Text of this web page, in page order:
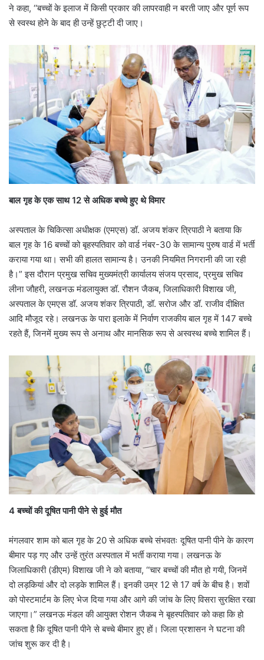
ने कहा, ‘‘बच्चों के इलाज में किसी प्रकार की लापरवाही न बरती जाए और पूर्ण रूप
से स्वस्थ होने के बाद ही उन्हें छुट्टी दी जाए।
बाल गृह के एक साथ 12 से अधिक बच्चे हुए थे विमार
अस्पताल के चिकित्सा अधीक्षक (एमएस) डॉ. अजय शंकर त्रिपाठी ने बताया कि
बाल गृह के 16 बच्चों को बृहस्पतिवार को वार्ड नंबर-30 के सामान्य पुरुष वार्ड में भर्ती
कराया गया था। सभी की हालत सामान्य है। उनकी नियमित निगरानी की जा रही
है।” इस दौरान प्रमुख सचिव मुख्यमंत्री कार्यालय संजय प्रसाद, प्रमुख सचिव
लीना जौहरी, लखनऊ मंडलायुक्त डॉ. रौशन जैकब, जिलाधिकारी विशाख जी,
अस्पताल के एमएस डॉ. अजय शंकर त्रिपाठी, डॉ. सरोज और डॉ. राजीव दीक्षित
आदि मौजूद रहे। लखनऊ के पारा इलाके में निर्वाण राजकीय बाल गृह में 147 बच्चे
रहते हैं, जिनमें मुख्य रूप से अनाथ और मानसिक रूप से अस्वस्थ बच्चे शामिल हैं।
4 बच्चों की दूषित पानी पीने से हुई मौत
मंगलवार शाम को बाल गृह के 20 से अधिक बच्चे संभवतः दूषित पानी पीने के कारण
बीमार पड़ गए और उन्हें तुरंत अस्पताल में भर्ती कराया गया। लखनऊ के
जिलाधिकारी (डीएम) विशाख जी ने को बताया, ‘‘चार बच्चों की मौत हो गयी, जिनमें
दो लड़कियां और दो लड़के शामिल हैं। इनकी उम्र 12 से 17 वर्ष के बीच है। शवों
को पोस्टमार्टम के लिए भेज दिया गया और आगे की जांच के लिए विसरा सुरक्षित रखा
जाएगा।” लखनऊ मंडल की आयुक्त रोशन जैकब ने बृहस्पतिवार को कहा कि हो
सकता है कि दूषित पानी पीने से बच्चे बीमार हुए हों। जिला प्रशासन ने घटना की
जांच शुरू कर दी है।